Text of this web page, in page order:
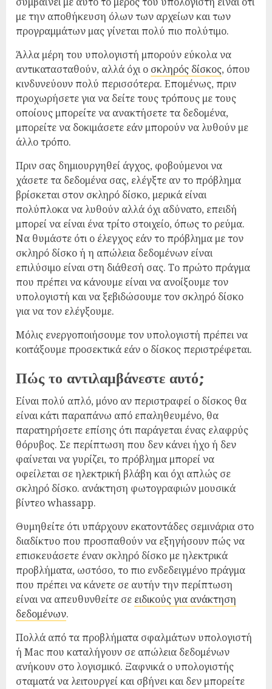
με την αποθήκευση όλων των αρχείων και των
προγραμμάτων μας γίνεται πολύ πιο πολύτιμο.
Άλλα μέρη του υπολογιστή μπορούν εύκολα να
αντικατασταθούν, αλλά όχι ο σκληρός δίσκος, όπου
κινδυνεύουν πολύ περισσότερα. Επομένως, πριν
προχωρήσετε για να δείτε τους τρόπους με τους
οποίους μπορείτε να ανακτήσετε τα δεδομένα,
μπορείτε να δοκιμάσετε εάν μπορούν να λυθούν με
άλλο τρόπο.
Πριν σας δημιουργηθεί άγχος, φοβούμενοι να
χάσετε τα δεδομένα σας, ελέγξτε αν το πρόβλημα
βρίσκεται στον σκληρό δίσκο, μερικά είναι
πολύπλοκα να λυθούν αλλά όχι αδύνατο, επειδή
μπορεί να είναι ένα τρίτο στοιχείο, όπως το ρεύμα.
Να θυμάστε ότι ο έλεγχος εάν το πρόβλημα με τον
σκληρό δίσκο ή η απώλεια δεδομένων είναι
επιλύσιμο είναι στη διάθεσή σας. Το πρώτο πράγμα
που πρέπει να κάνουμε είναι να ανοίξουμε τον
υπολογιστή και να ξεβιδώσουμε τον σκληρό δίσκο
για να τον ελέγξουμε.
Μόλις ενεργοποιήσουμε τον υπολογιστή πρέπει να
κοιτάξουμε προσεκτικά εάν ο δίσκος περιστρέφεται.
Πώς το αντιλαμβάνεστε αυτό;
Είναι πολύ απλό, μόνο αν περιστραφεί ο δίσκος θα
είναι κάτι παραπάνω από επαληθευμένο, θα
παρατηρήσετε επίσης ότι παράγεται ένας ελαφρύς
θόρυβος. Σε περίπτωση που δεν κάνει ήχο ή δεν
φαίνεται να γυρίζει, το πρόβλημα μπορεί να
οφείλεται σε ηλεκτρική βλάβη και όχι απλώς σε
σκληρό δίσκο. ανάκτηση φωτογραφιών μουσικά
βίντεο whassapp.
Θυμηθείτε ότι υπάρχουν εκατοντάδες σεμινάρια στο
διαδίκτυο που προσπαθούν να εξηγήσουν πώς να
επισκευάσετε έναν σκληρό δίσκο με ηλεκτρικά
προβλήματα, ωστόσο, το πιο ενδεδειγμένο πράγμα
που πρέπει να κάνετε σε αυτήν την περίπτωση
είναι να απευθυνθείτε σε ειδικούς για ανάκτηση
δεδομένων.
Πολλά από τα προβλήματα σφαλμάτων υπολογιστή
ή Mac που καταλήγουν σε απώλεια δεδομένων
ανήκουν στο λογισμικό. Ξαφνικά ο υπολογιστής
σταματά να λειτουργεί και σβήνει και δεν μπορείτε